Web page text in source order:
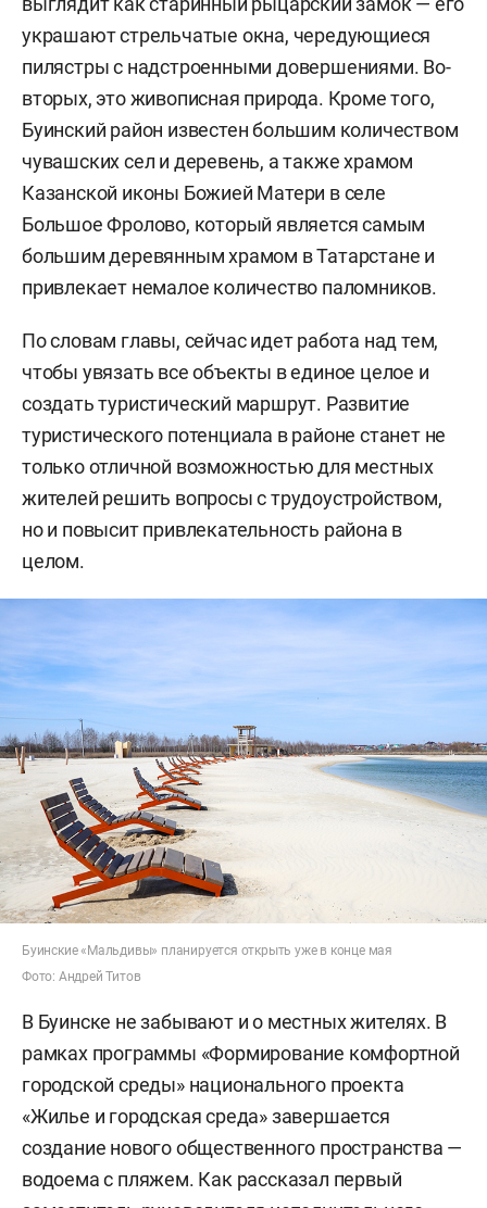
украшают стрельчатые окна, чередующиеся
пилястры с надстроенными довершениями. Во-
вторых, это живописная природа. Кроме того,
Буинский район известен большим количеством
чувашских сел и деревень, а также храмом
Казанской иконы Божией Матери в селе
Большое Фролово, который является самым
большим деревянным храмом в Татарстане и
привлекает немалое количество паломников.
По словам главы, сейчас идет работа над тем,
чтобы увязать все объекты в единое целое и
создать туристический маршрут. Развитие
туристического потенциала в районе станет не
только отличной возможностью для местных
жителей решить вопросы с трудоустройством,
но и повысит привлекательность района в
целом.
Буинские «Мальдивы» планируется открыть уже в конце мая
Фото: Андрей Титов
В Буинске не забывают и о местных жителях. В
рамках программы «Формирование комфортной
городской среды» национального проекта
«Жилье и городская среда» завершается
создание нового общественного пространства —
водоема с пляжем. Как рассказал первый